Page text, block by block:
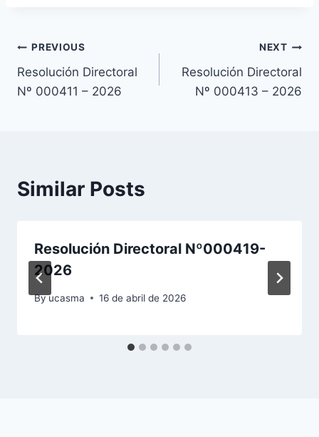
Navegación
de
PREVIOUS
Resolución Directoral
Nº 000411 – 2026
NEXT
Resolución Directoral
Nº 000413 – 2026
Similar Posts
Resolución Directoral Nº000419-
2026
Byucasma 16 de abril de 2026